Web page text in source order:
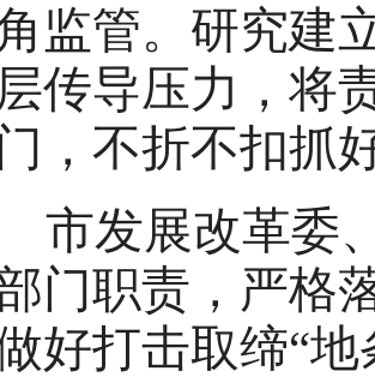
监管。研究建
层传导压力，将
，不折不扣抓
市发展改革委
门职责，严格
好打击取缔“